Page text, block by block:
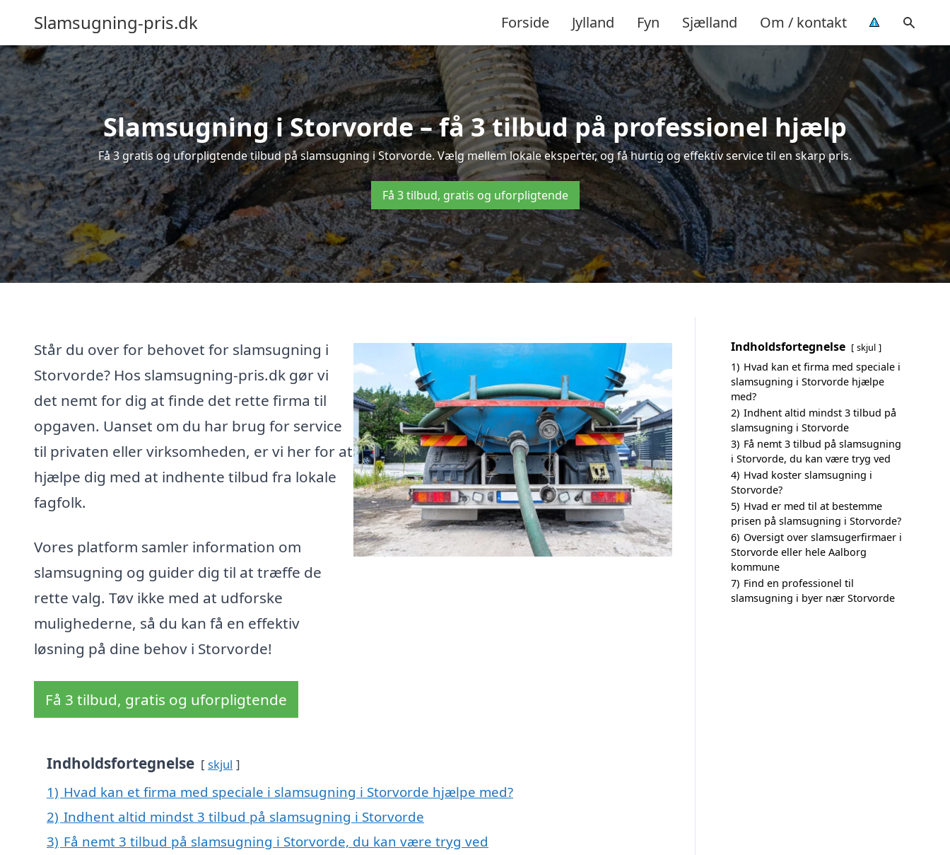
Slamsugning-pris.dk Forside Jylland Fyn Sjælland Om / kontakt
Slamsugning i Storvorde – få 3 tilbud på professionel hjælp
Få 3 gratis og uforpligtende tilbud på slamsugning i Storvorde. Vælg mellem lokale eksperter, og få hurtig og effektiv service til en skarp pris.
Få 3 tilbud, gratis og uforpligtende
Står du over for behovet for slamsugning i
Storvorde? Hos slamsugning-pris.dk gør vi
det nemt for dig at finde det rette firma til
opgaven. Uanset om du har brug for service
til privaten eller virksomheden, er vi her for at
hjælpe dig med at indhente tilbud fra lokale
fagfolk.
Vores platform samler information om
slamsugning og guider dig til at træffe de
rette valg. Tøv ikke med at udforske
mulighederne, så du kan få en effektiv
løsning på dine behov i Storvorde!
Få 3 tilbud, gratis og uforpligtende
Indholdsfortegnelse skjul
1) Hvad kan et firma med speciale i slamsugning i Storvorde hjælpe med?
2) Indhent altid mindst 3 tilbud på slamsugning i Storvorde
3) Få nemt 3 tilbud på slamsugning i Storvorde, du kan være tryg ved
Indholdsfortegnelse skjul
1) Hvad kan et firma med speciale i
slamsugning i Storvorde hjælpe
med?
2) Indhent altid mindst 3 tilbud på
slamsugning i Storvorde
3) Få nemt 3 tilbud på slamsugning
i Storvorde, du kan være tryg ved
4) Hvad koster slamsugning i
Storvorde?
5) Hvad er med til at bestemme
prisen på slamsugning i Storvorde?
6) Oversigt over slamsugerfirmaer i
Storvorde eller hele Aalborg
kommune
7) Find en professionel til
slamsugning i byer nær Storvorde